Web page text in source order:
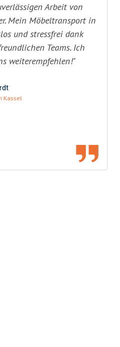
Arbeit von
Mein Möbeltransport in
und stressfrei dank
Teams. Ich
weiterempfehlen!"
Kassel